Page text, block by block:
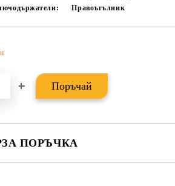
Правоъгълник
ПОРЪЧКА